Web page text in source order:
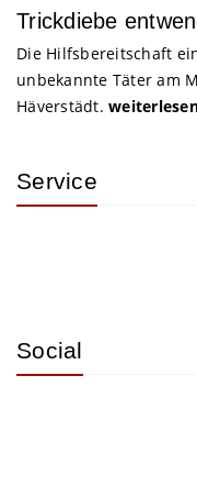
Trickdiebe
Die Hilfsbereitschaft
unbekannte Täter am
Häverstädt.
Service
Social